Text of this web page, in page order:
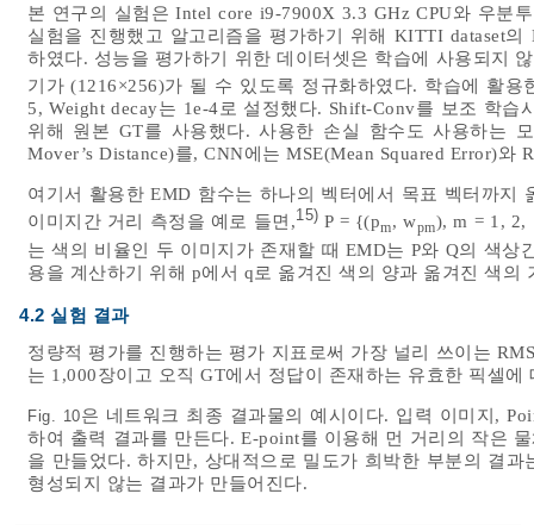
본 연구의 실험은 Intel core i9-7900X 3.3 GHz CPU와 우분
실험을 진행했고 알고리즘을 평가하기 위해 KITTI dataset
하였다. 성능을 평가하기 위한 데이터셋은 학습에 사용되지
기가 (1216×256)가 될 수 있도록 정규화하였다. 학습에 활용
5, Weight decay는 1e-4로 설정했다. Shift-Conv를 보조 학
위해 원본 GT를 사용했다. 사용한 손실 함수도 사용하는
Mover’s Distance)를, CNN에는 MSE(Mean Squared Error)와
여기서 활용한 EMD 함수는 하나의 벡터에서 목표 벡터까지
이미지간 거리 측정을 예로 들면,15) P = {(pm, wpm), m = 1,
는 색의 비율인 두 이미지가 존재할 때 EMD는 P와 Q의 색
용을 계산하기 위해 p에서 q로 옮겨진 색의 양과 옮겨진 색의
4.2 실험 결과
정량적 평가를 진행하는 평가 지표로써 가장 널리 쓰이는
는 1,000장이고 오직 GT에서 정답이 존재하는 유효한 픽셀에
Fig. 10은 네트워크 최종 결과물의 예시이다. 입력 이미지,
하여 출력 결과를 만든다. E-point를 이용해 먼 거리의 작은
을 만들었다. 하지만, 상대적으로 밀도가 희박한 부분의 결
형성되지 않는 결과가 만들어진다.